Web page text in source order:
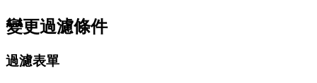
變更過濾條件
過濾表單